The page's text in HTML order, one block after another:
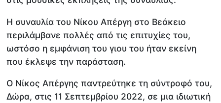
Η συναυλία του Νίκου Απέργη στο Βεάκειο
περιλάμβανε πολλές από τις επιτυχίες του,
ωστόσο η εμφάνιση του γιου του ήταν εκείνη
που έκλεψε την παράσταση.
Ο Νίκος Απέργης παντρεύτηκε τη σύντροφό του,
Δώρα, στις 11 Σεπτεμβρίου 2022, σε μια ιδιωτική